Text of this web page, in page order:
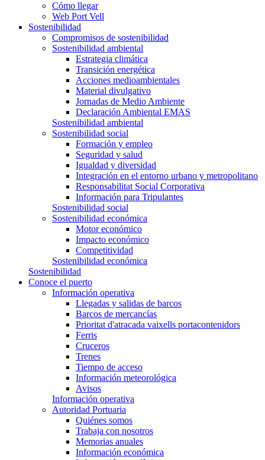
Cómo llegar
Web Port Vell
Sostenibilidad
Compromisos de sostenibilidad
Sostenibilidad ambiental
Estrategia climática
Transición energética
Acciones medioambientales
Material divulgativo
Jornadas de Medio Ambiente
Declaración Ambiental EMAS
Sostenibilidad ambiental
Sostenibilidad social
Formación y empleo
Seguridad y salud
Igualdad y diversidad
Integración en el entorno urbano y metropolitano
Responsabilitat Social Corporativa
Información para Tripulantes
Sostenibilidad social
Sostenibilidad económica
Motor económico
Impacto económico
Competitividad
Sostenibilidad económica
Sostenibilidad
Conoce el puerto
Información operativa
Llegadas y salidas de barcos
Barcos de mercancías
Prioritat d'atracada vaixells portacontenidors
Ferris
Cruceros
Trenes
Tiempo de acceso
Información meteorológica
Avisos
Información operativa
Autoridad Portuaria
Quiénes somos
Trabaja con nosotros
Memorias anuales
Información económica